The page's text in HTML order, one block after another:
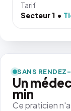
Tarif
Secteur 1
SANS
Un
min
Ce praticien